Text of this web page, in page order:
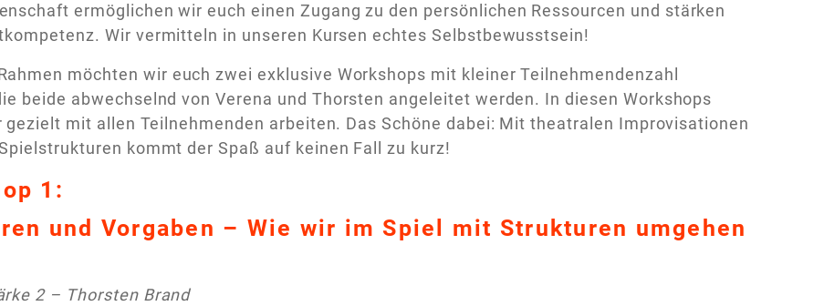
ermöglichen wir euch einen Zugang zu den persönlichen Ressourcen und stärken
Wir vermitteln in unseren Kursen echtes Selbstbewusstsein!
möchten wir euch zwei exklusive Workshops mit kleiner Teilnehmendenzahl
beide abwechselnd von Verena und Thorsten angeleitet werden. In diesen Workshops
gezielt mit allen Teilnehmenden arbeiten. Das Schöne dabei: Mit theatralen Improvisationen
kommt der Spaß auf keinen Fall zu kurz!
1:
und Vorgaben – Wie wir im Spiel mit Strukturen umgehen
2 – Thorsten Brand